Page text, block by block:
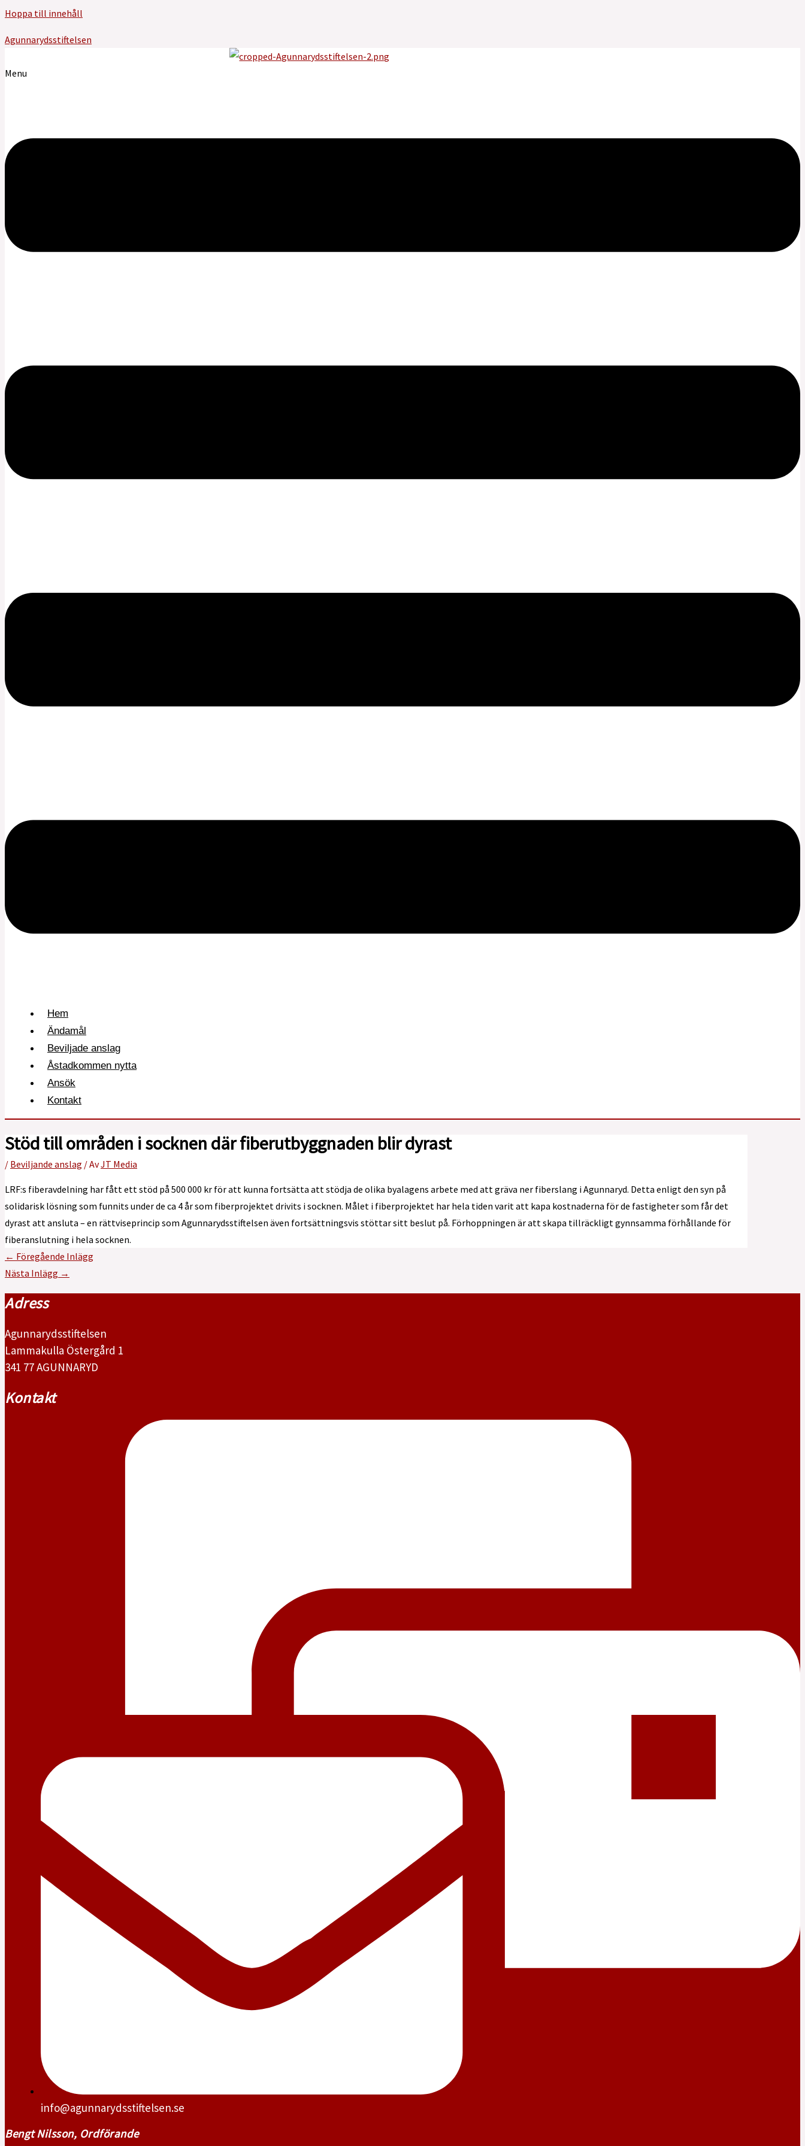
Hoppa till innehåll
Agunnarydsstiftelsen
Menu
Hem
Ändamål
Beviljade anslag
Åstadkommen nytta
Ansök
Kontakt
Stöd till områden i socknen där fiberutbyggnaden blir dyrast
/ Beviljande anslag / AvJT Media
LRF:s fiberavdelning har fått ett stöd på 500 000 kr för att kunna fortsätta att stödja de olika byalagens arbete med att gräva ner fiberslang i Agunnaryd. Detta enligt den syn på
solidarisk lösning som funnits under de ca 4 år som fiberprojektet drivits i socknen. Målet i fiberprojektet har hela tiden varit att kapa kostnaderna för de fastigheter som får det
dyrast att ansluta – en rättviseprincip som Agunnarydsstiftelsen även fortsättningsvis stöttar sitt beslut på. Förhoppningen är att skapa tillräckligt gynnsamma förhållande för
fiberanslutning i hela socknen.
← Föregående Inlägg
Nästa Inlägg →
Adress
Agunnarydsstiftelsen
Lammakulla Östergård 1
341 77 AGUNNARYD
Kontakt
info@agunnarydsstiftelsen.se
Bengt Nilsson, Ordförande